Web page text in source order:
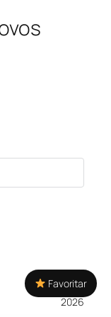
2026
Favoritar